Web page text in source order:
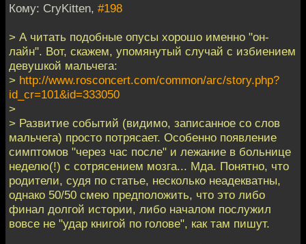
Кому: CryKitten, #198
> А читать подобные опусы хорошо именно "он-
лайн". Вот, скажем, упомянутый случай с избиением
девушкой мальчега:
> http://www.rosconcert.com/common/arc/story.php?
id_cr=101&id=333050
>
> Развитие событий (видимо, записанное со слов
мальчега) просто потрясает. Особенно появление
симптомов "через час после" и лежание в больнице
неделю(!) с сотрясением мозга... Мда. Понятно, что
родители, судя по статье, несколько неадекватны,
однако 50/50 смею предположить, что это либо
финал долгой истории, либо началом послужил
вовсе не "удар книгой по голове", как там пишут.